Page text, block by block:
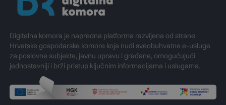
Digitalna komora je napredna platforma razvijena od strane
Hrvatske gospodarske komore koja nudi sveobuhvatne e-usluge
za poslovne subjekte, javnu upravu i građane, omogućujući
jednostavniji i brži pristup ključnim informacijama i uslugama.